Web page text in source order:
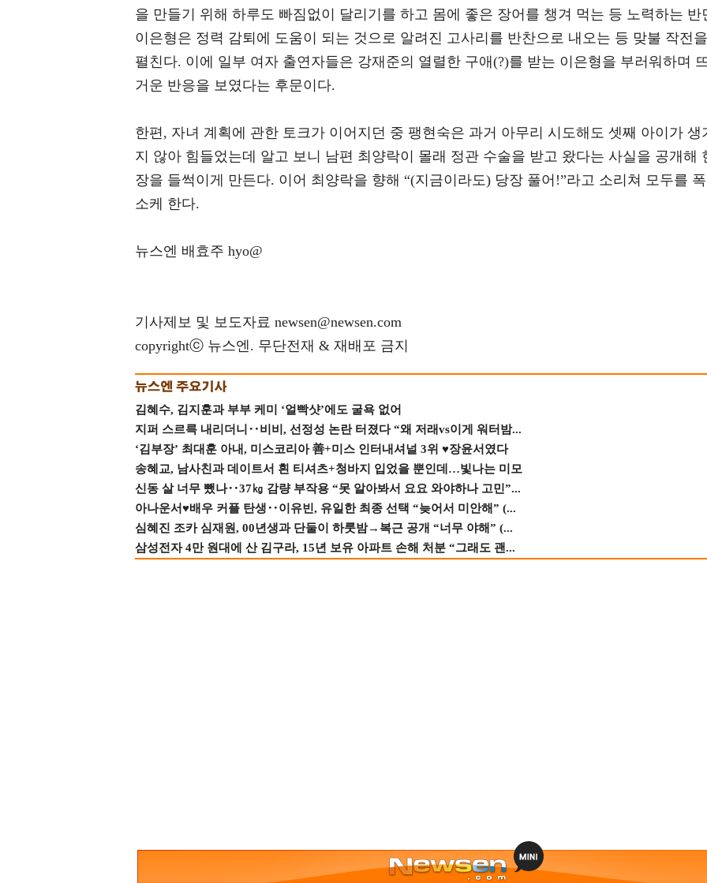
을 만들기 위해 하루도 빠짐없이 달리기를 하고 몸에 좋은 장어를 챙겨 먹는 등 노력하는 반
이은형은 정력 감퇴에 도움이 되는 것으로 알려진 고사리를 반찬으로 내오는 등 맞불 작전을
펼친다. 이에 일부 여자 출연자들은 강재준의 열렬한 구애(?)를 받는 이은형을 부러워하며
거운 반응을 보였다는 후문이다.
한편, 자녀 계획에 관한 토크가 이어지던 중 팽현숙은 과거 아무리 시도해도 셋째 아이가 생
지 않아 힘들었는데 알고 보니 남편 최양락이 몰래 정관 수술을 받고 왔다는 사실을 공개해
장을 들썩이게 만든다. 이어 최양락을 향해 “(지금이라도) 당장 풀어!”라고 소리쳐 모두를 폭
소케 한다.
뉴스엔 배효주 hyo@
기사제보 및 보도자료 newsen@newsen.com
copyrightⓒ 뉴스엔. 무단전재 & 재배포 금지
김혜수, 김지훈과 부부 케미 ‘얼빡샷’에도 굴욕 없어
지퍼 스르륵 내리더니‥비비, 선정성 논란 터졌다 “왜 저래vs이게 워터밤...
‘김부장’ 최대훈 아내, 미스코리아 善+미스 인터내셔널 3위 ♥장윤서였다
송혜교, 남사친과 데이트서 흰 티셔츠+청바지 입었을 뿐인데…빛나는 미모
신동 살 너무 뺐나‥37㎏ 감량 부작용 “못 알아봐서 요요 와야하나 고민”...
아나운서♥배우 커플 탄생‥이유빈, 유일한 최종 선택 “늦어서 미안해” (...
심혜진 조카 심재원, 00년생과 단둘이 하룻밤→복근 공개 “너무 야해” (...
삼성전자 4만 원대에 산 김구라, 15년 보유 아파트 손해 처분 “그래도 괜...